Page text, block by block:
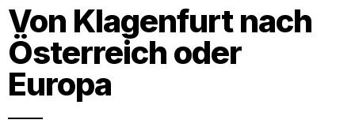
Von Klagenfurt nach
Österreich oder
Europa